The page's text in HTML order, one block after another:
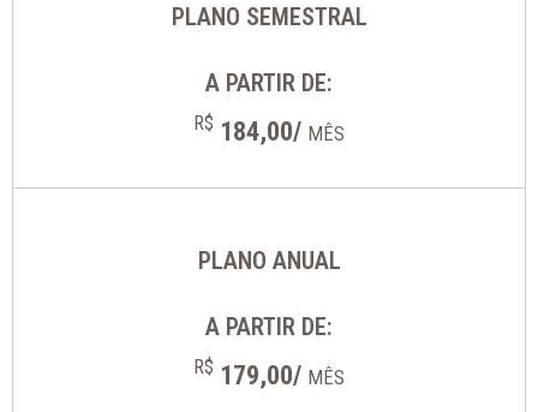
PLANO SEMESTRAL
A PARTIR DE:
R$ 184,00/ MÊS
PLANO ANUAL
A PARTIR DE:
R$ 179,00/ MÊS